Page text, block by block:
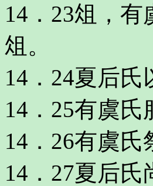
14．23俎，
俎。
14．24夏后
14．25有虞
14．26有虞
14．27夏后